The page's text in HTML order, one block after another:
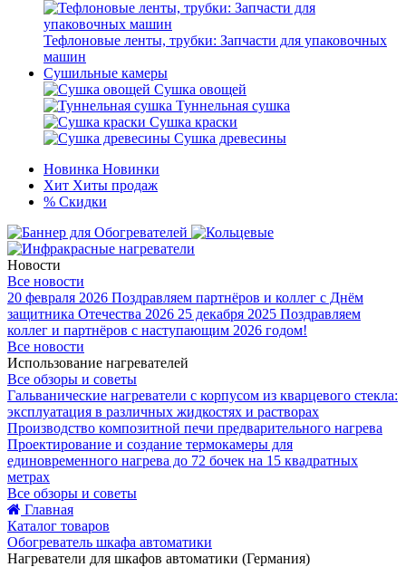
Тефлоновые ленты, трубки: Запчасти для упаковочных
машин
Сушильные камеры
Сушка овощей
Туннельная сушка
Сушка краски
Сушка древесины
Новинка Новинки
Хит Хиты продаж
% Скидки
Новости
Все новости
20 февраля 2026 Поздравляем партнёров и коллег с Днём
защитника Отечества 2026 25 декабря 2025 Поздравляем
коллег и партнёров с наступающим 2026 годом!
Все новости
Использование нагревателей
Все обзоры и советы
Гальванические нагреватели с корпусом из кварцевого стекла:
эксплуатация в различных жидкостях и растворах
Производство композитной печи предварительного нагрева
Проектирование и создание термокамеры для
единовременного нагрева до 72 бочек на 15 квадратных
метрах
Все обзоры и советы
Главная
Каталог товаров
Обогреватель шкафа автоматики
Нагреватели для шкафов автоматики (Германия)